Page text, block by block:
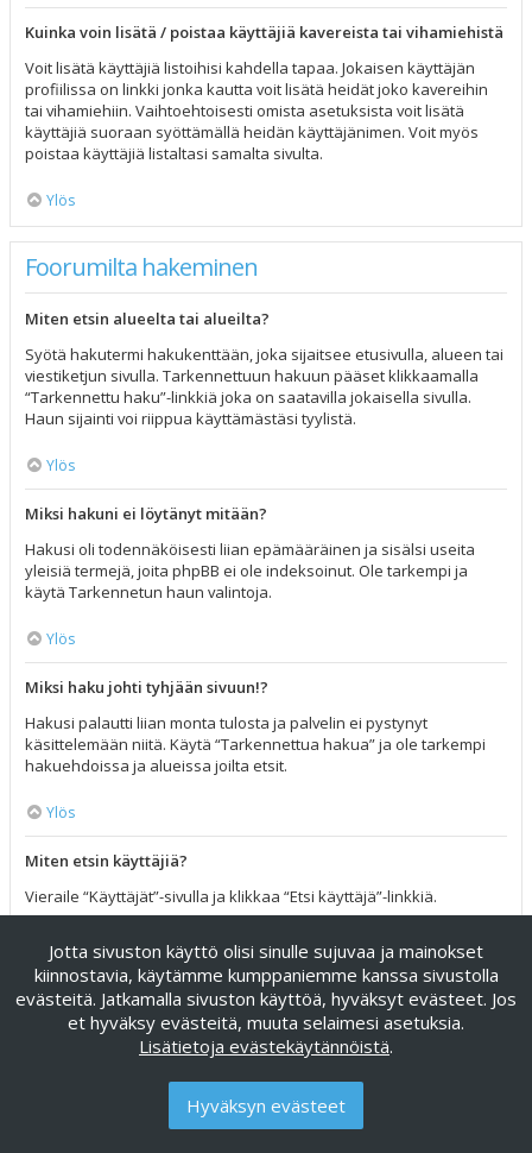
Kuinka voin lisätä / poistaa käyttäjiä kavereista tai vihamiehistä
Voit lisätä käyttäjiä listoihisi kahdella tapaa. Jokaisen käyttäjän
profiilissa on linkki jonka kautta voit lisätä heidät joko kavereihin
tai vihamiehiin. Vaihtoehtoisesti omista asetuksista voit lisätä
käyttäjiä suoraan syöttämällä heidän käyttäjänimen. Voit myös
poistaa käyttäjiä listaltasi samalta sivulta.
Ylös
Foorumilta hakeminen
Miten etsin alueelta tai alueilta?
Syötä hakutermi hakukenttään, joka sijaitsee etusivulla, alueen tai
viestiketjun sivulla. Tarkennettuun hakuun pääset klikkaamalla
“Tarkennettu haku”-linkkiä joka on saatavilla jokaisella sivulla.
Haun sijainti voi riippua käyttämästäsi tyylistä.
Ylös
Miksi hakuni ei löytänyt mitään?
Hakusi oli todennäköisesti liian epämääräinen ja sisälsi useita
yleisiä termejä, joita phpBB ei ole indeksoinut. Ole tarkempi ja
käytä Tarkennetun haun valintoja.
Ylös
Miksi haku johti tyhjään sivuun!?
Hakusi palautti liian monta tulosta ja palvelin ei pystynyt
käsittelemään niitä. Käytä “Tarkennettua hakua” ja ole tarkempi
hakuehdoissa ja alueissa joilta etsit.
Ylös
Miten etsin käyttäjiä?
Vieraile “Käyttäjät”-sivulla ja klikkaa “Etsi käyttäjä”-linkkiä.
Ylös
Miten löydän omat viestini ja viestiketjuni?
Omat viestisi näet klikkaamalla “Katso omia viestejäsi”-linkkiä
omissa asetuksissa tai klikkaamalla “Etsi käyttäjän viesteistä”-
foorumin ylälaidassa. Etsiäksesi omia viestiketjuja, käytä
tarkennettua hakua ja täytä sen hakuehdot haluamallasi tavalla.
Jotta sivuston käyttö olisi sinulle sujuvaa ja mainokset
kiinnostavia, käytämme kumppaniemme kanssa sivustolla
evästeitä. Jatkamalla sivuston käyttöä, hyväksyt evästeet. Jos
et hyväksy evästeitä, muuta selaimesi asetuksia.
Lisätietoja evästekäytännöistä.
Hyväksyn evästeet